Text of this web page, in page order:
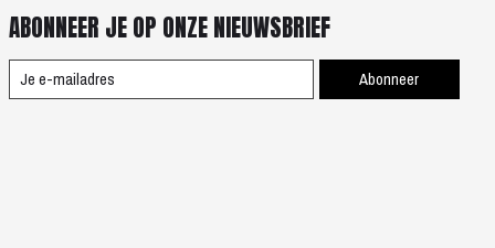
ABONNEER JE OP ONZE NIEUWSBRIEF
Abonneer